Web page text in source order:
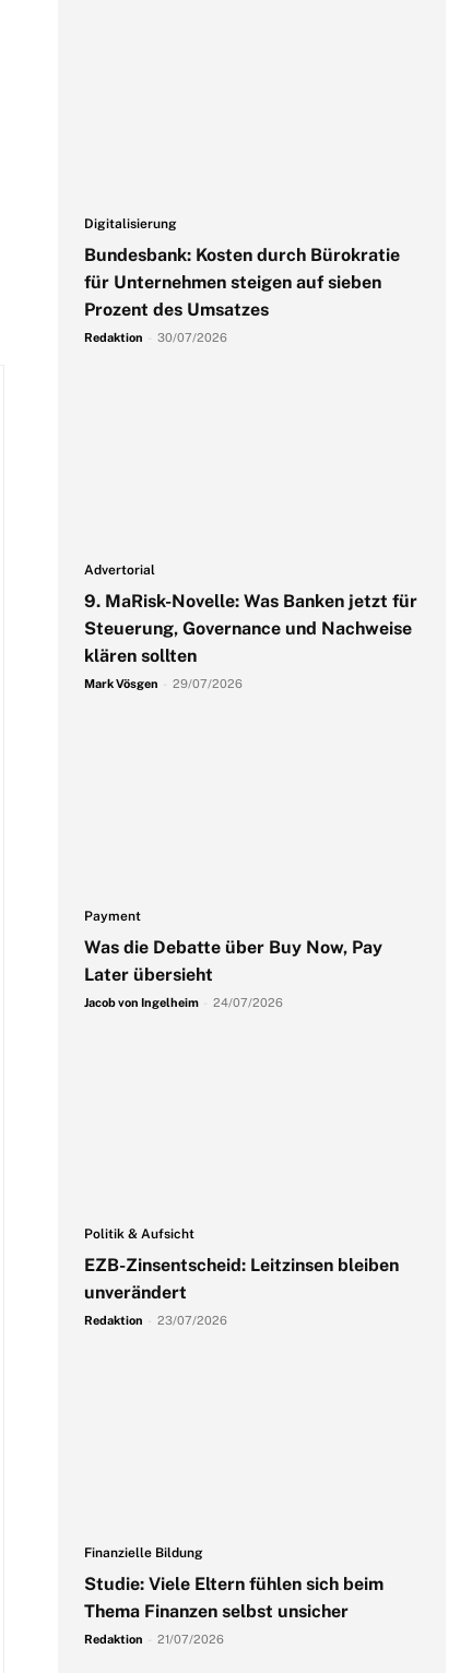
Digitalisierung
Bundesbank: Kosten durch Bürokratie
für Unternehmen steigen auf sieben
Prozent des Umsatzes
Redaktion 30/07/2026
Advertorial
9. MaRisk-Novelle: Was Banken jetzt für
Steuerung, Governance und Nachweise
klären sollten
Mark Vösgen 29/07/2026
Payment
Was die Debatte über Buy Now, Pay
Later übersieht
Jacob von Ingelheim 24/07/2026
Politik & Aufsicht
EZB-Zinsentscheid: Leitzinsen bleiben
unverändert
Redaktion 23/07/2026
Finanzielle Bildung
Studie: Viele Eltern fühlen sich beim
Thema Finanzen selbst unsicher
Redaktion 21/07/2026